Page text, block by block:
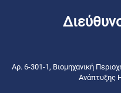
Αρ. 6-301-1, Βιομηχανική
Ανάπτυξης